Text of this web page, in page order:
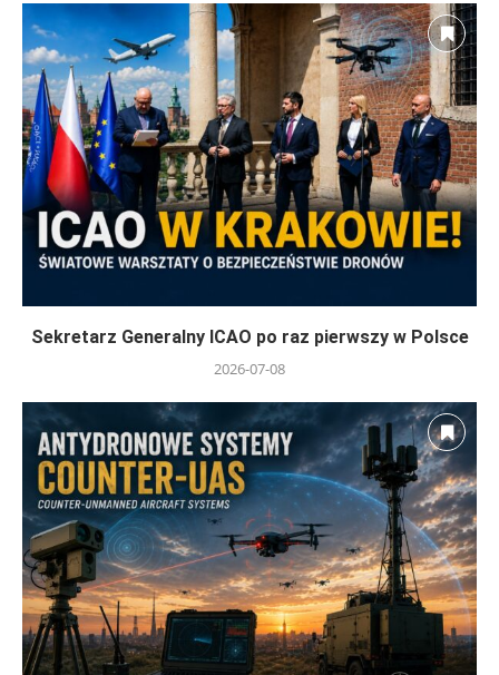
Sekretarz Generalny ICAO po raz pierwszy w Polsce
2026-07-08